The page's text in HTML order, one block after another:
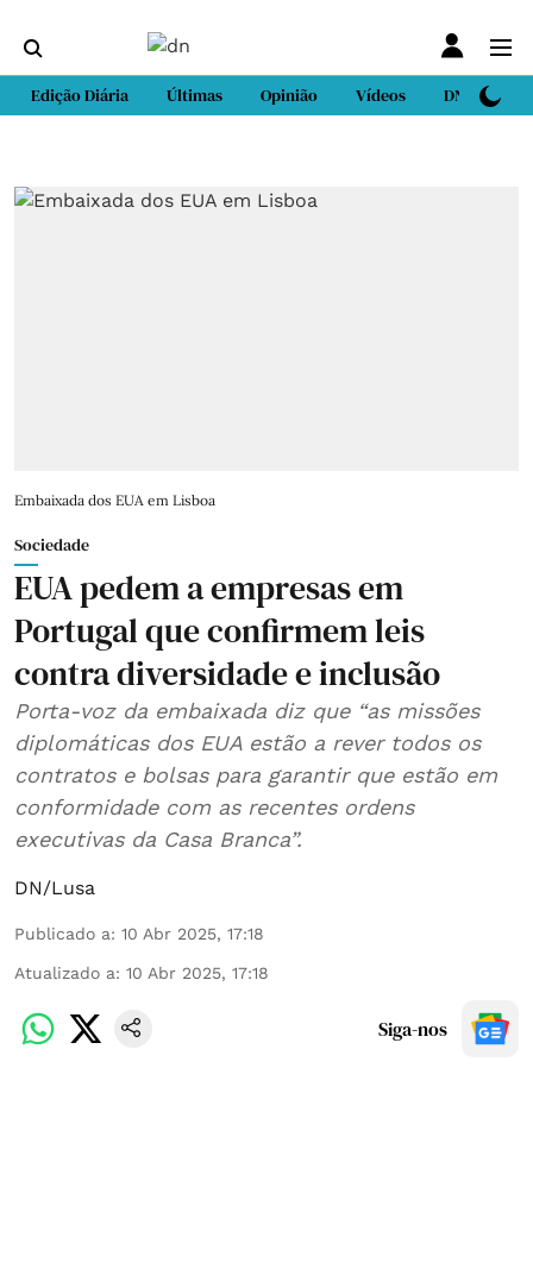
Edição Diária Últimas Opinião Vídeos DN Sport
Embaixada dos EUA em Lisboa
Sociedade
EUA pedem a empresas em
Portugal que confirmem leis
contra diversidade e inclusão
Porta-voz da embaixada diz que “as missões
diplomáticas dos EUA estão a rever todos os
contratos e bolsas para garantir que estão em
conformidade com as recentes ordens
executivas da Casa Branca”.
DN/Lusa
Publicado a: 10 Abr 2025, 17:18
Atualizado a: 10 Abr 2025, 17:18
Siga-nos